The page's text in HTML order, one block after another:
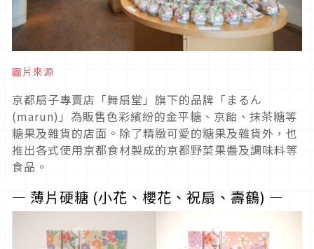
圖片來源
京都扇子專賣店「舞扇堂」旗下的品牌「まるん
(marun)」為販售色彩繽紛的金平糖、京飴、抹茶糖等
糖果及雜貨的店面。除了精緻可愛的糖果及雜貨外，也
推出各式使用京都食材製成的京都野菜果醬及調味料等
食品。
― 薄片硬糖 (小花、櫻花、祝扇、壽鶴) ―